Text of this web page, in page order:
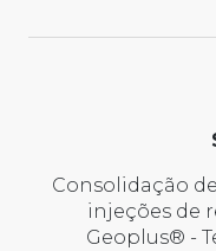
Consolidação
injeções de
Geoplus® -